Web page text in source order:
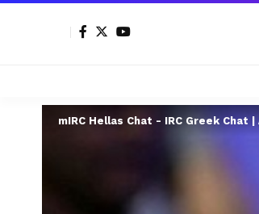
mIRC Hellas Chat - IRC Greek Chat |